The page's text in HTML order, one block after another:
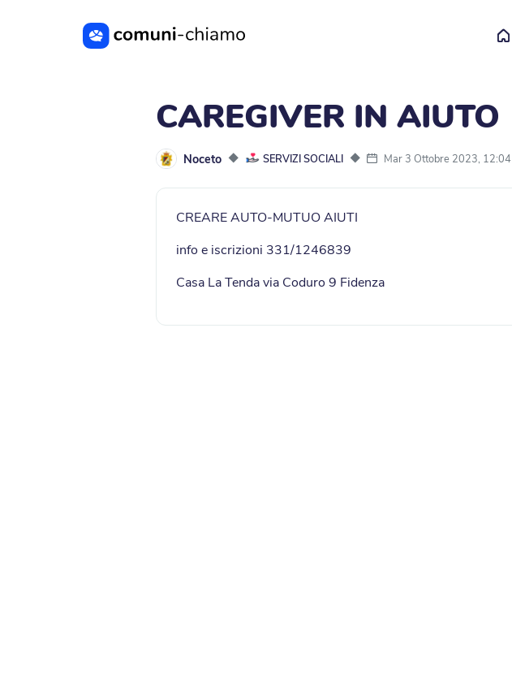
Vai al contenuto principale
CAREGIVER IN AIUTO
Noceto ◆ SERVIZI SOCIALI ◆ Mar 3 Ottobre 2023, 12:04
CREARE AUTO-MUTUO AIUTI
info e iscrizioni 331/1246839
Casa La Tenda via Coduro 9 Fidenza